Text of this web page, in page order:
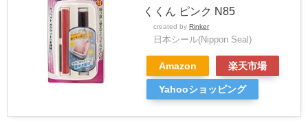
くくん ピンク N85
created by Rinker
日本シール(Nippon Seal)
Amazon 楽天市場
Yahooショッピング